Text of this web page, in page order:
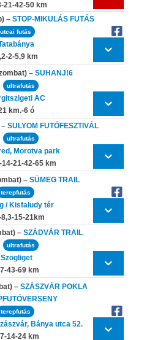
21-42-50 km
– STOP-MIKULÁS FUTÁS
utcai futás
2-5,9 km
– SUHANJ!6
ultrafutás
AC
km.-6 ó
– SULYOM FUTÓFESZTIVÁL
ultrafutás
Morotva park
14-21-42-65 km
– SÜMEG TRAIL
terepfutás
/ Kisfaludy tér
8,3-15-21km
– SZÁDVÁR TRAIL
ultrafutás
Szögliget
43-69 km
– SZÁSZVÁR POKLA
terepfutás
Bánya utca 52.
14-24 km